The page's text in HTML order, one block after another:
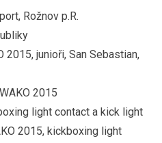
Rožnov p.R.
2015, junioři, San Sebastian,
2015
light contact a kick light
2015, kickboxing light